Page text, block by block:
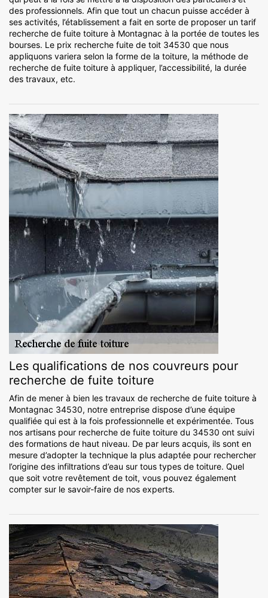
des professionnels. Afin que tout un chacun puisse accéder à
ses activités, l’établissement a fait en sorte de proposer un tarif
recherche de fuite toiture à Montagnac à la portée de toutes les
bourses. Le prix recherche fuite de toit 34530 que nous
appliquons variera selon la forme de la toiture, la méthode de
recherche de fuite toiture à appliquer, l’accessibilité, la durée
des travaux, etc.
Les qualifications de nos couvreurs pour
recherche de fuite toiture
Afin de mener à bien les travaux de recherche de fuite toiture à
Montagnac 34530, notre entreprise dispose d’une équipe
qualifiée qui est à la fois professionnelle et expérimentée. Tous
nos artisans pour recherche de fuite toiture du 34530 ont suivi
des formations de haut niveau. De par leurs acquis, ils sont en
mesure d’adopter la technique la plus adaptée pour rechercher
l’origine des infiltrations d’eau sur tous types de toiture. Quel
que soit votre revêtement de toit, vous pouvez également
compter sur le savoir-faire de nos experts.